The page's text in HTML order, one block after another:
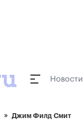
Новости
Джим Филд Смит